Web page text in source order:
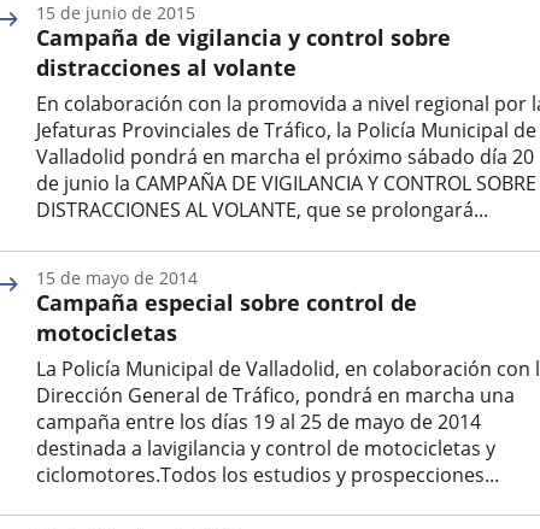
aplicación
externa.
aplicación
externa.
Campaña de vigilancia y control sobre
distracciones al volante
En colaboración con la promovida a nivel regional por
Jefaturas Provinciales de Tráfico, la Policía Municipal de
Valladolid pondrá en marcha el próximo sábado día 20
de junio la CAMPAÑA DE VIGILANCIA Y CONTROL SOBRE
DISTRACCIONES AL VOLANTE, que se prolongará...
la
noticia
15 de junio de 2015
Campaña especial sobre control de
motocicletas
La Policía Municipal de Valladolid, en colaboración con
Dirección General de Tráfico, pondrá en marcha una
campaña entre los días 19 al 25 de mayo de 2014
destinada a lavigilancia y control de motocicletas y
ciclomotores.Todos los estudios y prospecciones...
15 de mayo de 2014